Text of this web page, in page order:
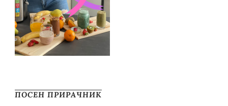
ПОСЕН ПРИРАЧНИК